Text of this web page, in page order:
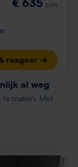
€ 635 p/m
reageer →
al weg
te maken. Met